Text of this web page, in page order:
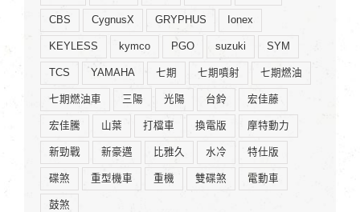
CBS CygnusX GRYPHUS Ionex
KEYLESS kymco PGO suzuki SYM
TCS YAMAHA 七期 七期噴射 七期燃油
七期燃油車 三陽 光陽 台鈴 宏佳藤
宏佳騰 山葉 打檔車 換電版 摩特動力
新勁戰 新豪邁 比雅久 水冷 特仕版
碟煞 重型機車 重機 雙碟煞 電動車
鼓煞